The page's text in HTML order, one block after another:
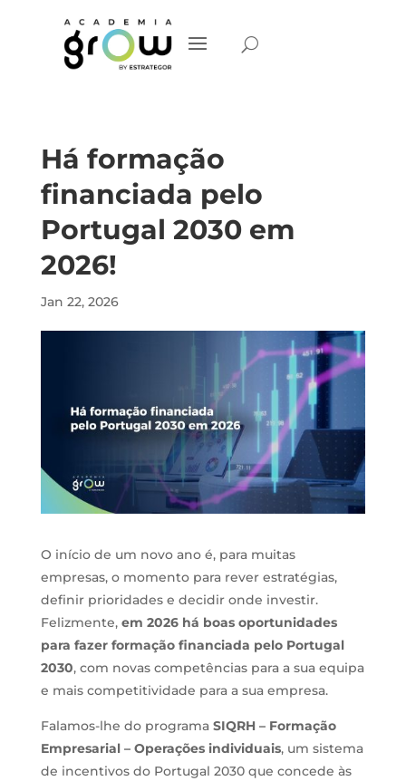
Há formação
financiada pelo
Portugal 2030 em
2026!
Jan 22, 2026
O início de um novo ano é, para muitas
empresas, o momento para rever estratégias,
definir prioridades e decidir onde investir.
Felizmente, em 2026 há boas oportunidades
para fazer formação financiada pelo Portugal
2030, com novas competências para a sua equipa
e mais competitividade para a sua empresa.
Falamos-lhe do programa SIQRH – Formação
Empresarial – Operações individuais, um sistema
de incentivos do Portugal 2030 que concede às